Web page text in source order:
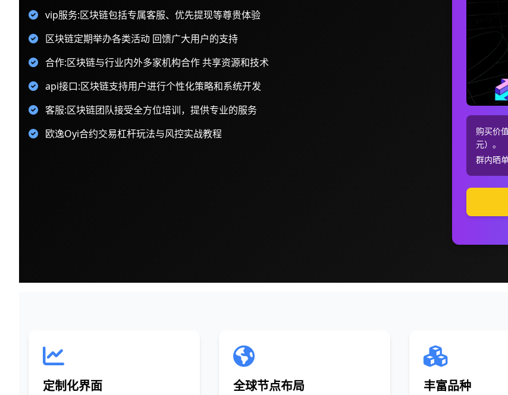
vip服务:区块链包括专属客服、优先提现等尊贵体验
区块链定期举办各类活动 回馈广大用户的支持
合作:区块链与行业内外多家机构合作 共享资源和技术
api接口:区块链支持用户进行个性化策略和系统开发
客服:区块链团队接受全方位培训，提供专业的服务
欧逸Oyi合约交易杠杆玩法与风控实战教程
购买价
元）。
群内晒
定制化界面 全球节点布局 丰富品种